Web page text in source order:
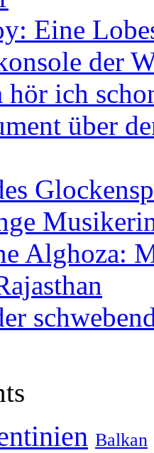
Eine
der
hör ich
über
Alghoza:
Balkan